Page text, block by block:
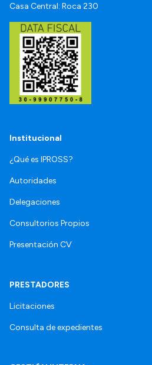
Casa Central: Roca 230
Institucional
¿Qué es IPROSS?
Autoridades
Delegaciones
Consultorios Propios
Presentación CV
PRESTADORES
Licitaciones
Consulta de expedientes